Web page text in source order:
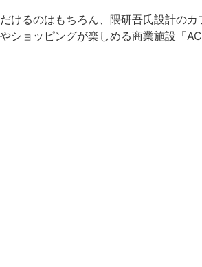
けるのはもちろん、隈研吾氏設計の
ショッピングが楽しめる商業施設「